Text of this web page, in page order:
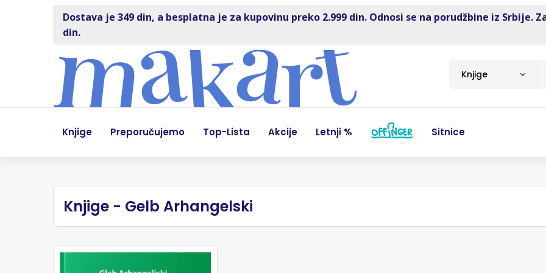
Dostava je 349 din, a besplatna je za kupovinu preko 2.999 din. Odnosi se na porudžbine iz Srbije.
din.
Knjige
Knjige Preporučujemo Top-Lista Akcije Letnji % Sitnice
Knjige - Gelb Arhangelski